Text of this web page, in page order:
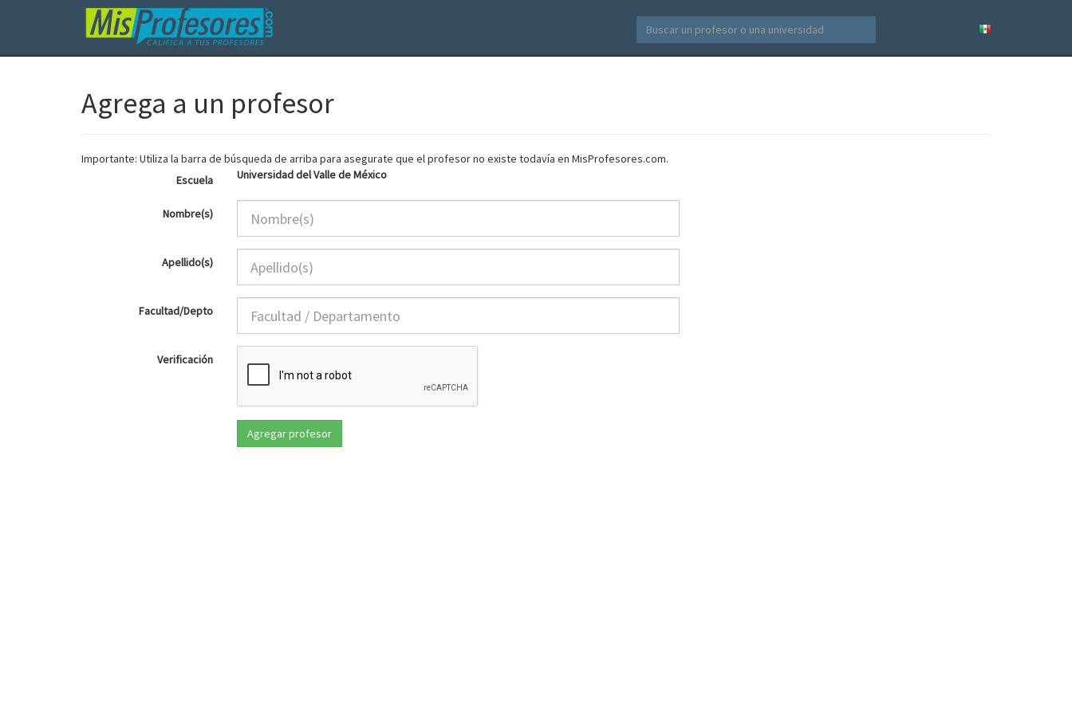
Agrega a un profesor
Importante: Utiliza la barra de búsqueda de arriba para asegurate que el profesor no existe todavía en MisProfesores.com.
Escuela
Universidad del Valle de México
Nombre(s)
Apellido(s)
Facultad/Depto
Verificación